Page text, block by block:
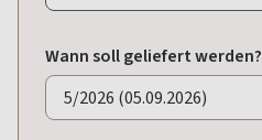
Wann soll geliefert werden?